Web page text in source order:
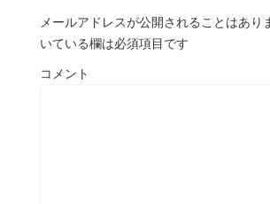
メールアドレスが公開されることはあり
いている欄は必須項目です
コメント